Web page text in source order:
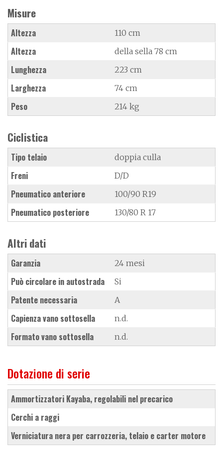
Misure
Altezza 110 cm
Altezza della sella 78 cm
Lunghezza 223 cm
Larghezza 74 cm
Peso 214 kg
Ciclistica
Tipo telaio doppia culla
Freni D/D
Pneumatico anteriore 100/90 R19
Pneumatico posteriore 130/80 R 17
Altri dati
Garanzia 24 mesi
Può circolare in autostrada Si
Patente necessaria A
Capienza vano sottosella n.d.
Formato vano sottosella n.d.
Dotazione di serie
ammortizzatori Kayaba, regolabili nel precarico
cerchi a raggi
verniciatura nera per carrozzeria, telaio e carter motore